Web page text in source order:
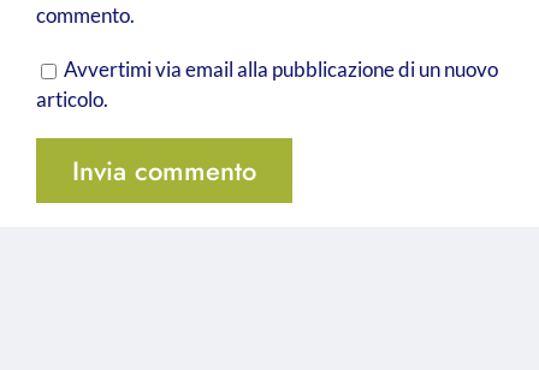
commento.
Avvertimi via email alla pubblicazione di un nuovo
articolo.